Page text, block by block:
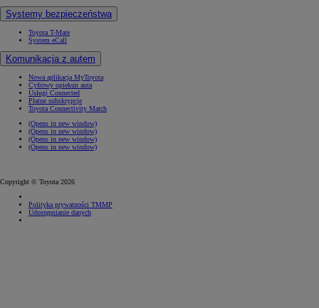
Systemy bezpieczeństwa
Toyota T-Mate
System eCall
Komunikacja z autem
Nowa aplikacja MyToyota
Cyfrowy opiekun auta
Usługi Connected
Płatne subskrypcje
Toyota Connectivity Match
(Opens in new window)
(Opens in new window)
(Opens in new window)
(Opens in new window)
Copyright © Toyota 2026
Polityka prywatności TMMP
Udostępnianie danych